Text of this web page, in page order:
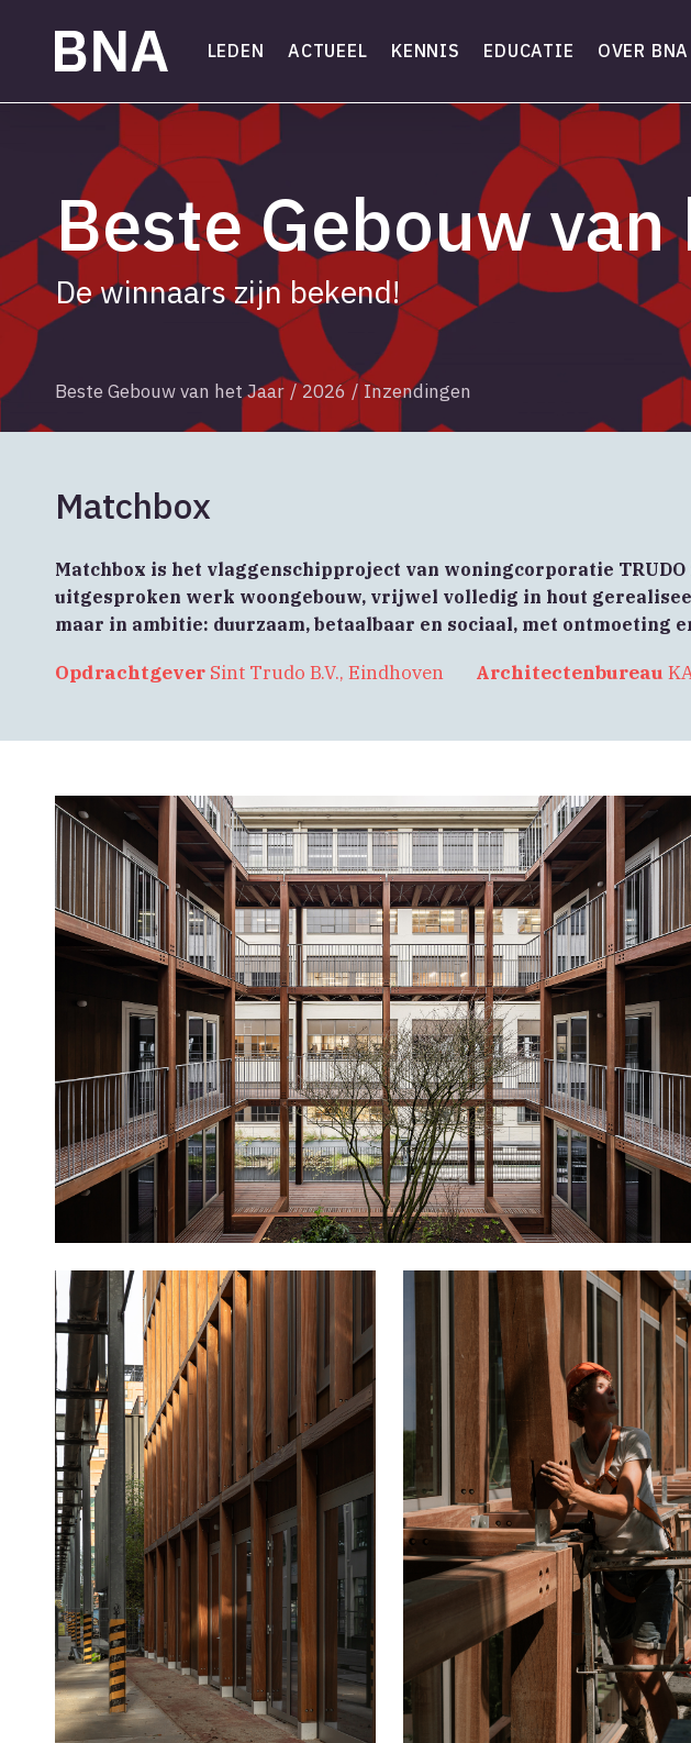
LEDEN ACTUEEL KENNIS EDUCATIE OVER BNA
Beste Gebouw
De winnaars zijn bekend!
Beste Gebouw van het Jaar /2026 / Inzendingen
Matchbox
Matchbox is het vlaggenschipproject van woningcorporatie
uitgesproken werk woongebouw, vrijwel volledig in hout
maar in ambitie: duurzaam, betaalbaar en sociaal, met ontmoeting
Opdrachtgever Sint Trudo B.V., Eindhoven Architectenbureau